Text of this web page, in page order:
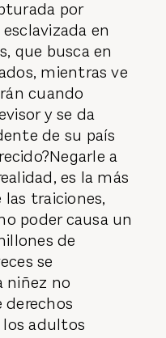
por
en
que busca en
mientras ve
cuando
y se da
de su país
a
es la más
traiciones,
poder causa un
de
se
niñez no
los adultos